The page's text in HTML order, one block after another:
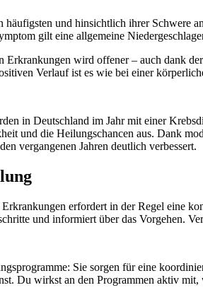
häufigsten und hinsichtlich ihrer Schwere
gilt eine allgemeine
wird offener – auch dank
Verlauf ist es wie bei einer
in Deutschland im Jahr mit einer
und die Heilungschancen aus. Dank
vergangenen Jahren deutlich verbessert.
erfordert in der Regel eine
und informiert über das Vorgehen.
Sie sorgen für eine
Du wirkst an den Programmen aktiv